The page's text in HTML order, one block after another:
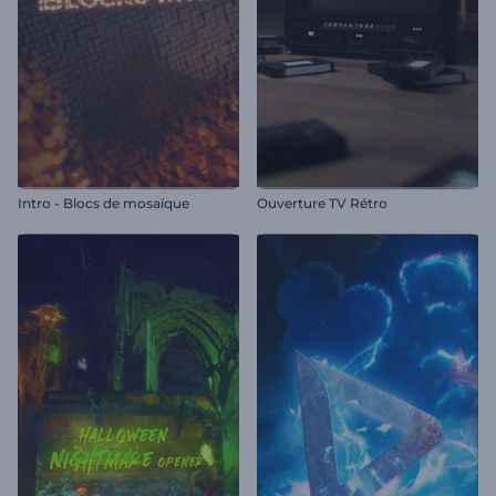
Intro - Blocs de mosaïque Ouverture TV Rétro